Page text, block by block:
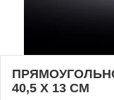
40,5 X 13 CM